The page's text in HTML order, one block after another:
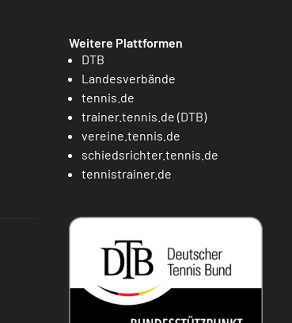
Weitere Plattformen
DTB
Landesverbände
tennis.de
trainer.tennis.de (DTB)
vereine.tennis.de
schiedsrichter.tennis.de
tennistrainer.de